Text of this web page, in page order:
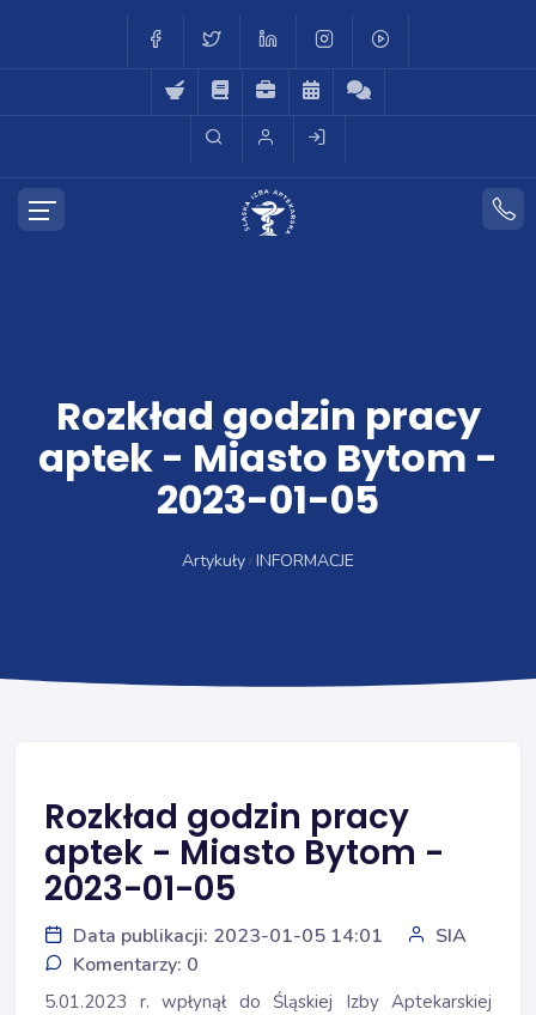
Rozkład godzin pracy
aptek - Miasto Bytom -
2023-01-05
Artykuły INFORMACJE
Rozkład godzin pracy
aptek - Miasto Bytom -
2023-01-05
Data publikacji: 2023-01-05 14:01
SIA
Komentarzy: 0
5.01.2023 r. wpłynął do Śląskiej Izby Aptekarskiej